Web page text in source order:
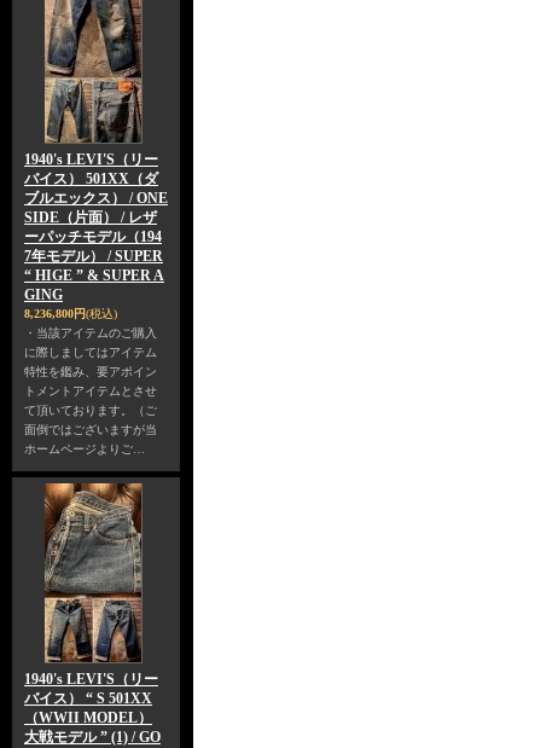
1940's LEVI'S（リー
バイス） 501XX（ダ
ブルエックス） / ONE
SIDE（片面） / レザ
ーパッチモデル（194
7年モデル） / SUPER
“ HIGE ” & SUPER A
GING
8,236,800円(税込)
・当該アイテムのご購入
に際しましてはアイテム
特性を鑑み、要アポイン
トメントアイテムとさせ
て頂いております。（ご
面倒ではございますが当
ホームページよりご…
1940's LEVI'S（リー
バイス） “ S 501XX
（WWII MODEL）
大戦モデル ” (1) / GO